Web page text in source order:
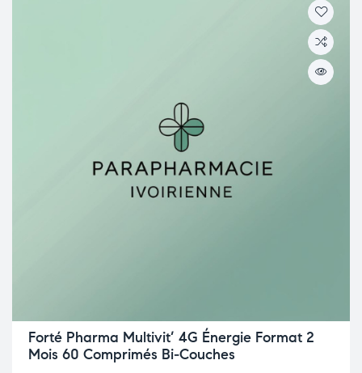
Forté Pharma Multivit’ 4G Énergie Format 2
Mois 60 Comprimés Bi-Couches